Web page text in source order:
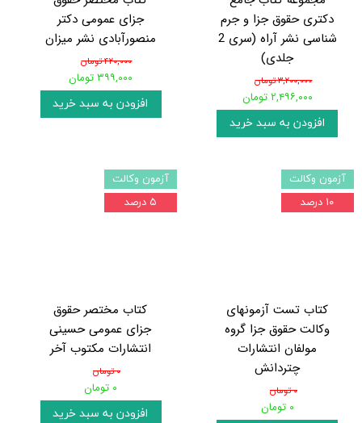
دکتری حقوق جزا و جرم
شناسی نشر آراه (سری 2
جلدی)
۳,۲۰۰,۰۰۰ تومان
۲,۴۹۶,۰۰۰ تومان
افزودن به سبد خرید
جزای عمومی دکتر
منصورآبادی نشر میزان
۴۲۰,۰۰۰ تومان
۳۹۹,۰۰۰ تومان
افزودن به سبد خرید
کتاب تست آزمونهای
وکالت حقوق جزا گروه
مولفان انتشارات
چتردانش
۰ تومان
۰ تومان
آزمون وکالت
۱۰ درصد
کتاب مختصر حقوق
جزای عمومی حسینی
انتشارات مکتوب آخر
۰ تومان
۰ تومان
افزودن به سبد خرید
آزمون وکالت
۵ درصد